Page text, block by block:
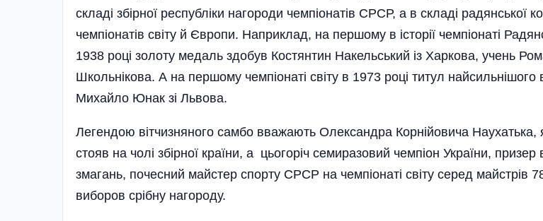
складі збірної республіки нагороди чемпіонатів СРСР, а в складі радянської
чемпіонатів світу й Європи. Наприклад, на першому в історії чемпіонаті
1938 році золоту медаль здобув Костянтин Накельський із Харкова, учень
Школьнікова. А на першому чемпіонаті світу в 1973 році титул найсильнішого
Михайло Юнак зі Львова.
Легендою вітчизняного самбо вважають Олександра Корнійовича Наухатька,
стояв на чолі збірної країни, а цьогоріч семиразовий чемпіон України,
змагань, почесний майстер спорту СРСР на чемпіонаті світу серед майстрів
виборов срібну нагороду.